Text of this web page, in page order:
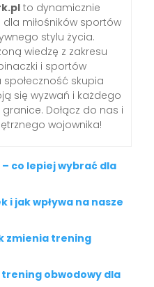
to dynamicznie
miłośników sportów
stylu życia.
wiedzę z zakresu
i sportów
skupia
się wyzwań i każdego
Dołącz do nas i
wojownika!
– co lepiej wybrać dla
i jak wpływa na nasze
zmienia trening
obwodowy dla